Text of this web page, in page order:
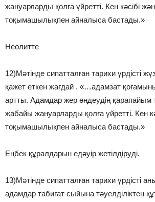
жануарларды қолға үйретті. Кен кәсібі
тоқымашылықпен айналыса бастады.»
Неолитте
12)Мәтінде сипатталған тарихи үрдісті
қажет еткен жағдай . «…адамзат
артты. Адамдар жер өңдеудің қарапайым
жабайы жануарларды қолға үйретті. Кен
тоқымашылықпен айналыса бастады.»
Еңбек құралдарын едәуір жетілдіруді.
13)Мәтінде сипатталған тарихи үрдісті
адамдар табиғат сыйына тәуелділіктен